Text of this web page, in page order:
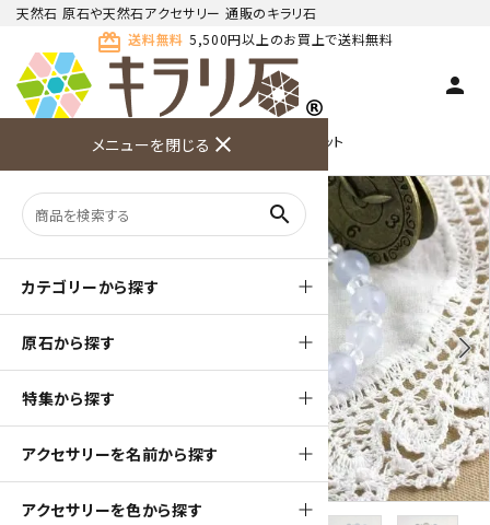
天然石 原石や天然石アクセサリー 通販のキラリ石
card_giftcard 送料無料 5,500円以上のお買上で送料無料
person
わせ ド
メニューを閉じる close
search
カテゴリーから探す
原石から探す
特集から探す
アクセサリーを名前から探す
アクセサリーを色から探す
天然石ブレスレット 水晶入りブレスレット
arrow_back_ios arrow_forward_ios